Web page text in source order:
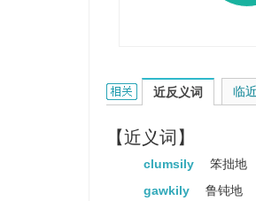
awkwardly的相关资料：
近反义词
【近义词】
clumsily 笨拙地
gawkily
鲁钝地
临